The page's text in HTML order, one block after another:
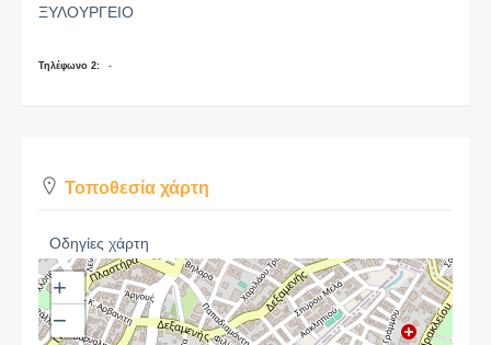
ΞΥΛΟΥΡΓΕΙΟ
Τηλέφωνο 2: -
Τοποθεσία χάρτη
Οδηγίες χάρτη
+
−